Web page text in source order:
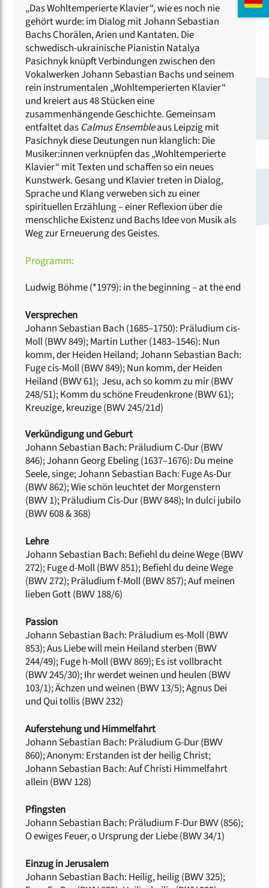
„Das Wohltemperierte Klavier“, wie es noch nie
gehört wurde: im Dialog mit Johann Sebastian
Bachs Chorälen, Arien und Kantaten. Die
schwedisch-ukrainische Pianistin Natalya
Pasichnyk knüpft Verbindungen zwischen den
Vokalwerken Johann Sebastian Bachs und seinem
rein instrumentalen „Wohltemperierten Klavier“
und kreiert aus 48 Stücken eine
zusammenhängende Geschichte. Gemeinsam
entfaltet das Calmus Ensembleaus Leipzig mit
Pasichnyk diese Deutungen nun klanglich: Die
Musiker:innen verknüpfen das „Wohltemperierte
Klavier“ mit Texten und schaffen so ein neues
Kunstwerk. Gesang und Klavier treten in Dialog,
Sprache und Klang verweben sich zu einer
spirituellen Erzählung – einer Reflexion über die
menschliche Existenz und Bachs Idee von Musik als
Weg zur Erneuerung des Geistes.
Programm:
Ludwig Böhme (*1979): in the beginning – at the end
Versprechen
Johann Sebastian Bach (1685–1750): Präludium cis-
Moll (BWV 849); Martin Luther (1483–1546): Nun
komm, der Heiden Heiland; Johann Sebastian Bach:
Fuge cis-Moll (BWV 849); Nun komm, der Heiden
Heiland (BWV 61); Jesu, ach so komm zu mir (BWV
248/51); Komm du schöne Freudenkrone (BWV 61);
Kreuzige, kreuzige (BWV 245/21d)
Verkündigung und Geburt
Johann Sebastian Bach: Präludium C-Dur (BWV
846); Johann Georg Ebeling (1637–1676): Du meine
Seele, singe; Johann Sebastian Bach: Fuge As-Dur
(BWV 862); Wie schön leuchtet der Morgenstern
(BWV 1); Präludium Cis-Dur (BWV 848); In dulci jubilo
(BWV 608 & 368)
Lehre
Johann Sebastian Bach: Befiehl du deine Wege (BWV
272); Fuge d-Moll (BWV 851); Befiehl du deine Wege
(BWV 272); Präludium f-Moll (BWV 857); Auf meinen
lieben Gott (BWV 188/6)
Passion
Johann Sebastian Bach: Präludium es-Moll (BWV
853); Aus Liebe will mein Heiland sterben (BWV
244/49); Fuge h-Moll (BWV 869); Es ist vollbracht
(BWV 245/30); Ihr werdet weinen und heulen (BWV
103/1); Ächzen und weinen (BWV 13/5); Agnus Dei
und Qui tollis (BWV 232)
Auferstehung und Himmelfahrt
Johann Sebastian Bach: Präludium G-Dur (BWV
860); Anonym: Erstanden ist der heilig Christ;
Johann Sebastian Bach: Auf Christi Himmelfahrt
allein (BWV 128)
Pfingsten
Johann Sebastian Bach: Präludium F-Dur BWV (856);
O ewiges Feuer, o Ursprung der Liebe (BWV 34/1)
Einzug in Jerusalem
Johann Sebastian Bach: Heilig, heilig (BWV 325);